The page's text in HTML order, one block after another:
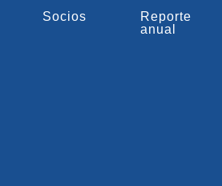
Socios
Reporte
anual